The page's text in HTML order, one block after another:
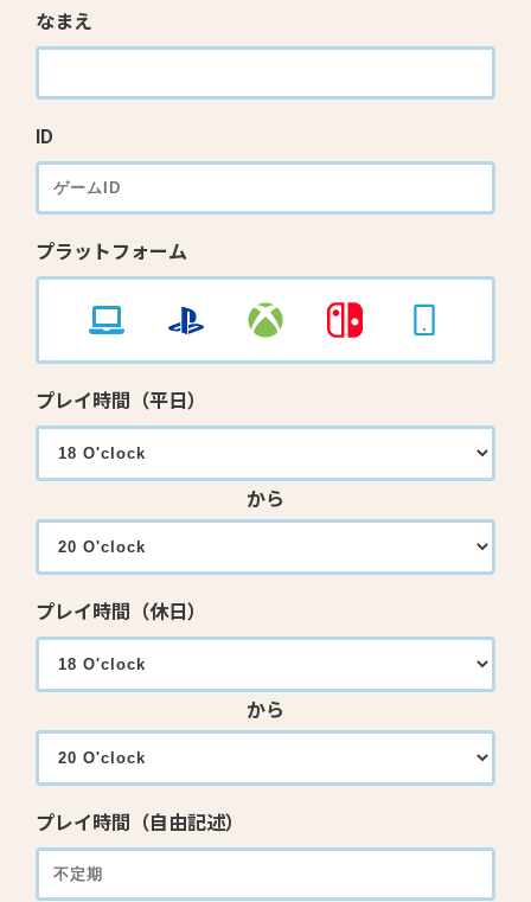
なまえ
ID
プラットフォーム
プレイ時間（平日）
から
プレイ時間（休日）
から
プレイ時間（自由記述）